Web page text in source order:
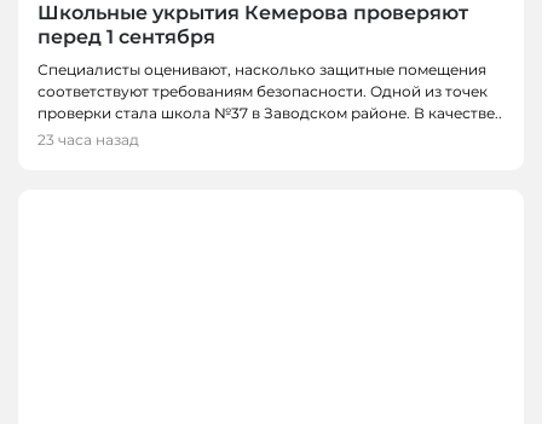
Школьные укрытия Кемерова проверяют
перед 1 сентября
Специалисты оценивают, насколько защитные помещения
соответствуют требованиям безопасности. Одной из точек
проверки стала школа №37 в Заводском районе. В качестве..
23 часа назад